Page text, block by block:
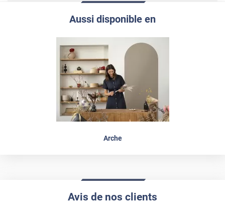
Aussi disponible en
Arche
Avis de nos clients